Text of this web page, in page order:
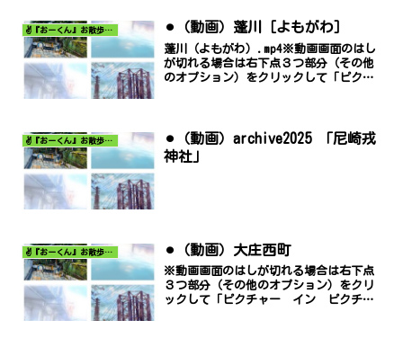
✌️『おーくん』お散歩日記〜どんな出会いがあるだろう〜 ⚫︎（動画）蓬川［よもがわ］
蓬川（よもがわ）.mp4※動画画面のはし
が切れる場合は右下点３つ部分（その他
のオプション）をクリックして「ピクチ
✌️『おーくん』お散歩日記〜どんな出会いがあるだろう〜
⚫︎（動画）archive2025 「尼崎戎
神社」
✌️『おーくん』お散歩日記〜どんな出会いがあるだろう〜 ⚫︎（動画）大庄西町
※動画画面のはしが切れる場合は右下点
３つ部分（その他のオプション）をクリ
ックして「ピクチャー イン ピクチャ